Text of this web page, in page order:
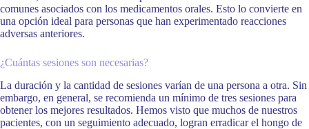
comunes asociados con los medicamentos orales. Esto lo convierte en
una opción ideal para personas que han experimentado reacciones
adversas anteriores.
¿Cuántas sesiones son necesarias?
La duración y la cantidad de sesiones varían de una persona a otra. Sin
embargo, en general, se recomienda un mínimo de tres sesiones para
obtener los mejores resultados. Hemos visto que muchos de nuestros
pacientes, con un seguimiento adecuado, logran erradicar el hongo de